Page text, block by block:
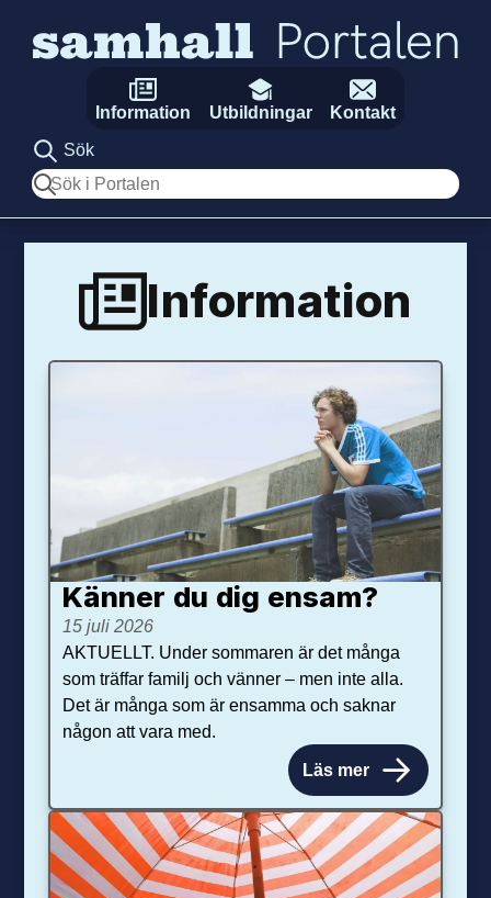
Information Utbildningar
Kontakt
Sök
Sök
Information
Känner du dig ensam?
15 juli 2026
AKTUELLT. Under sommaren är det många
som träffar familj och vänner – men inte alla.
Det är många som är ensamma och saknar
någon att vara med.
Läs mer